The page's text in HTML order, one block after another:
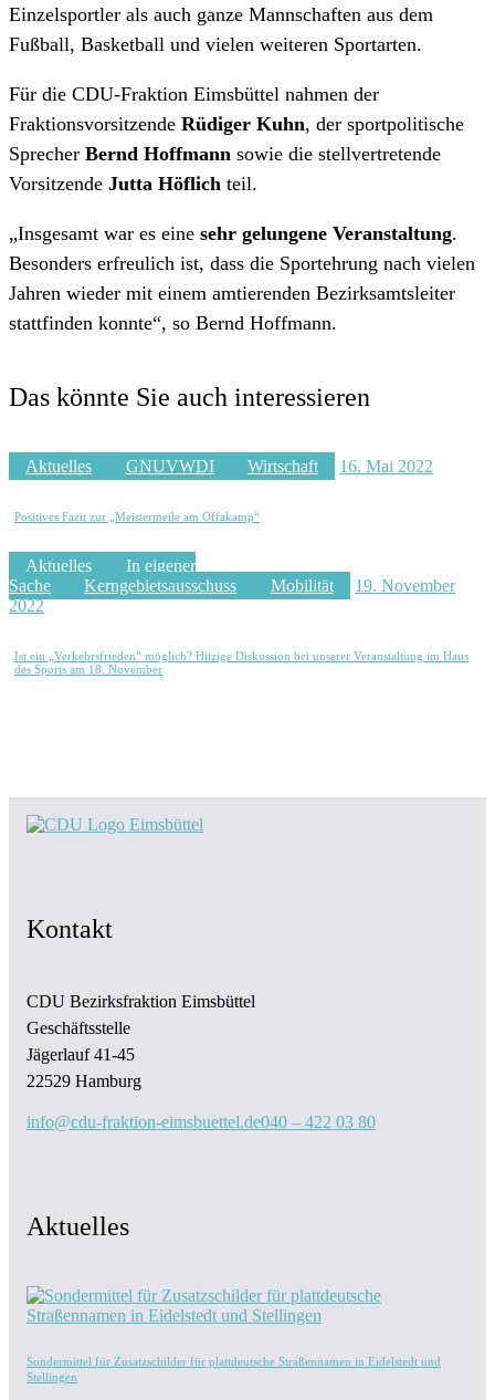
Einzelsportler als auch ganze Mannschaften aus dem
Fußball, Basketball und vielen weiteren Sportarten.
Für die CDU-Fraktion Eimsbüttel nahmen der
Fraktionsvorsitzende Rüdiger Kuhn, der sportpolitische
Sprecher Bernd Hoffmann sowie die stellvertretende
Vorsitzende Jutta Höflich teil.
„Insgesamt war es eine sehr gelungene Veranstaltung.
Besonders erfreulich ist, dass die Sportehrung nach vielen
Jahren wieder mit einem amtierenden Bezirksamtsleiter
stattfinden konnte“, so Bernd Hoffmann.
Das könnte Sie auch interessieren
Aktuelles GNUVWDI Wirtschaft 16. Mai 2022
Positives Fazit zur „Meistermeile am Offakamp“
Aktuelles
In eigener
Sache
Kerngebietsausschuss Mobilität
19. November
2022
Ist ein „Verkehrsfrieden“ möglich? Hitzige Diskussion bei unserer Veranstaltung im Haus
des Sports am 18. November
Kontakt
CDU Bezirksfraktion Eimsbüttel
Geschäftsstelle
Jägerlauf 41-45
22529 Hamburg
info@cdu-fraktion-eimsbuettel.de040 – 422 03 80
Aktuelles
Sondermittel für Zusatzschilder für plattdeutsche Straßennamen in Eidelstedt und
Stellingen